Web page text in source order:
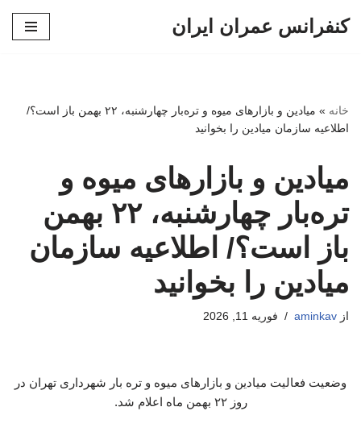
کنفرانس عمران ایران
خانه »
میادین و بازارهای میوه و تره‌بار چهارشنبه، ۲۲ بهمن باز است؟/
اطلاعیه سازمان میادین را بخوانید
میادین و بازارهای میوه و
تره‌بار چهارشنبه، ۲۲ بهمن
باز است؟/ اطلاعیه سازمان
میادین را بخوانید
از aminkav فوریه 11, 2026
وضعیت فعالیت میادین و بازارهای میوه و تره بار شهرداری تهران در
روز ۲۲ بهمن ماه اعلام شد.